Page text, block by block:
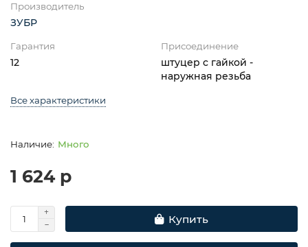
Производитель
ЗУБР
Гарантия
12
Присоединение
штуцер с гайкой -
наружная резьба
Все характеристики
Много
1 624 р
Купить